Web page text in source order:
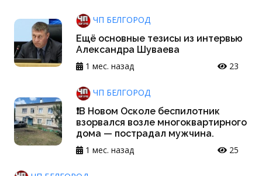
ЧП БЕЛГОРОД
Ещё основные тезисы из интервью
Александра Шуваева
1 мес. назад
23
ЧП БЕЛГОРОД
❗️В Новом Осколе беспилотник
взорвался возле многоквартирного
дома — пострадал мужчина.
1 мес. назад
25